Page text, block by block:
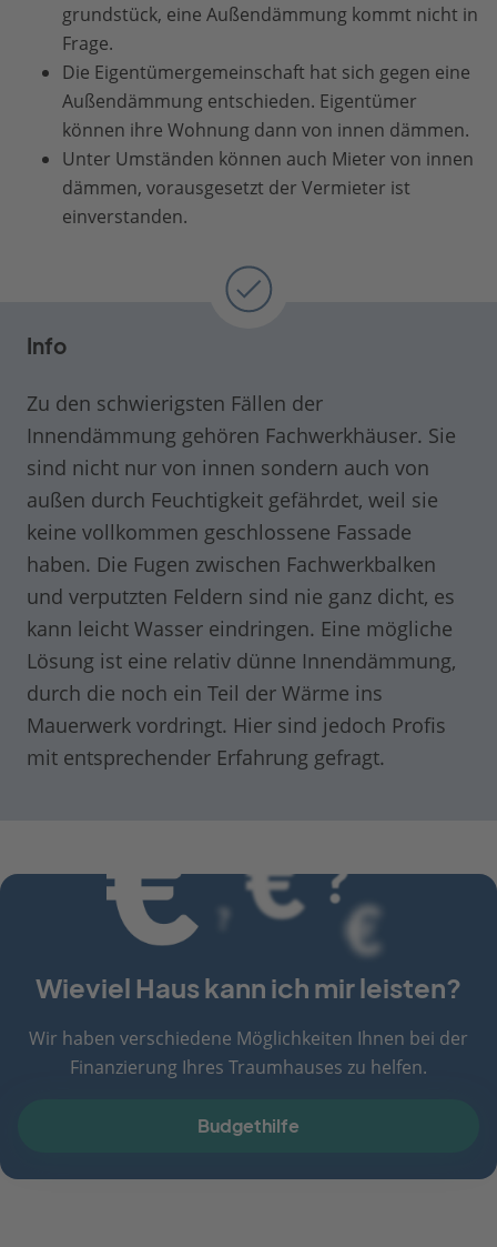
grundstück, eine Außendämmung kommt nicht in
Frage.
Die Eigentümergemeinschaft hat sich gegen eine
Außendämmung entschieden. Eigentümer
können ihre Wohnung dann von innen dämmen.
Unter Umständen können auch Mieter von innen
dämmen, vorausgesetzt der Vermieter ist
einverstanden.
Info
Zu den schwierigsten Fällen der
Innendämmung gehören Fachwerkhäuser. Sie
sind nicht nur von innen sondern auch von
außen durch Feuchtigkeit gefährdet, weil sie
keine vollkommen geschlossene Fassade
haben. Die Fugen zwischen Fachwerkbalken
und verputzten Feldern sind nie ganz dicht, es
kann leicht Wasser eindringen. Eine mögliche
Lösung ist eine relativ dünne Innendämmung,
durch die noch ein Teil der Wärme ins
Mauerwerk vordringt. Hier sind jedoch Profis
mit entsprechender Erfahrung gefragt.
Wieviel Haus kann ich mir leisten?
Wir haben verschiedene Möglichkeiten Ihnen bei der
Finanzierung Ihres Traumhauses zu helfen.
Budgethilfe